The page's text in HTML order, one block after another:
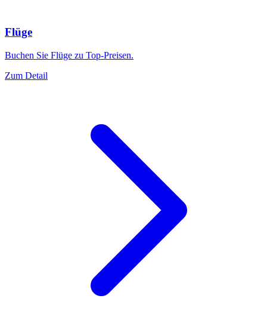
Flüge
Buchen Sie Flüge zu Top-Preisen.
Zum Detail